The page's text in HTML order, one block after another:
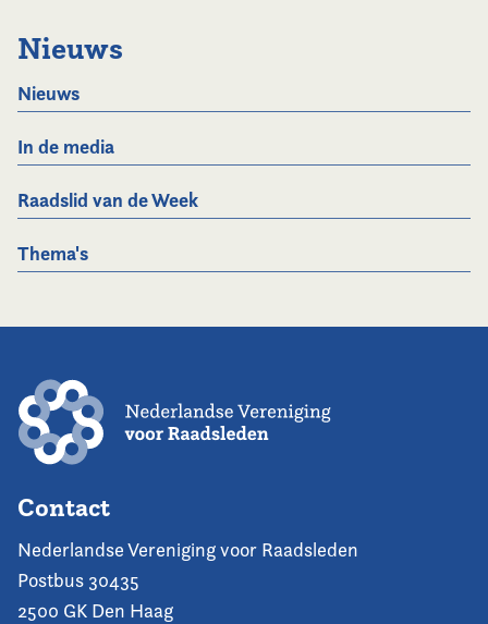
Nieuws
Nieuws
In de media
Raadslid van de Week
Thema's
Contact
Nederlandse Vereniging voor Raadsleden
Postbus 30435
2500 GK Den Haag